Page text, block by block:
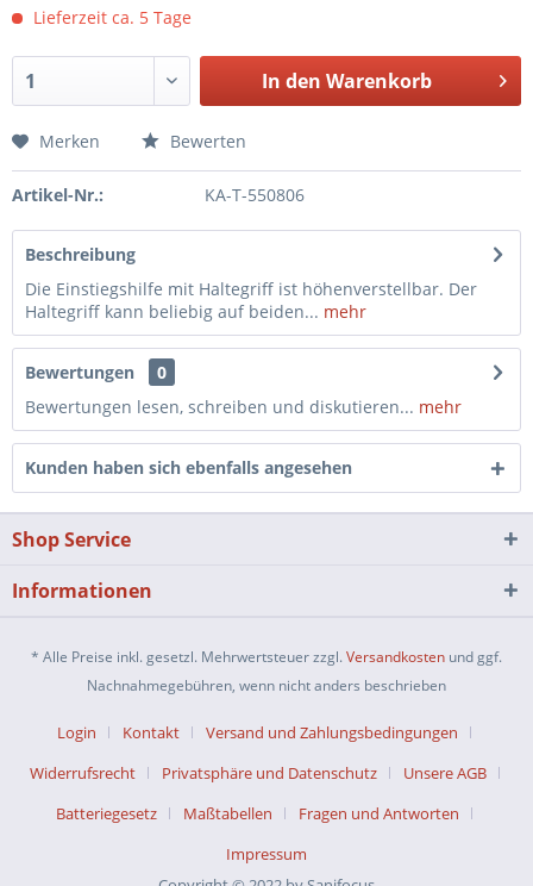
Lieferzeit ca. 5 Tage
In den Warenkorb
Merken Bewerten
Artikel-Nr.: KA-T-550806
Beschreibung
Die Einstiegshilfe mit Haltegriff ist höhenverstellbar. Der
Haltegriff kann beliebig auf beiden... mehr
Bewertungen
0
Bewertungen lesen, schreiben und diskutieren... mehr
Kunden haben sich ebenfalls angesehen
Shop Service
Informationen
* Alle Preise inkl. gesetzl. Mehrwertsteuer zzgl.Versandkosten und ggf.
Nachnahmegebühren, wenn nicht anders beschrieben
Login Kontakt
Versand und Zahlungsbedingungen
Widerrufsrecht
Privatsphäre und Datenschutz
Unsere AGB
Batteriegesetz
Maßtabellen
Fragen und Antworten
Impressum